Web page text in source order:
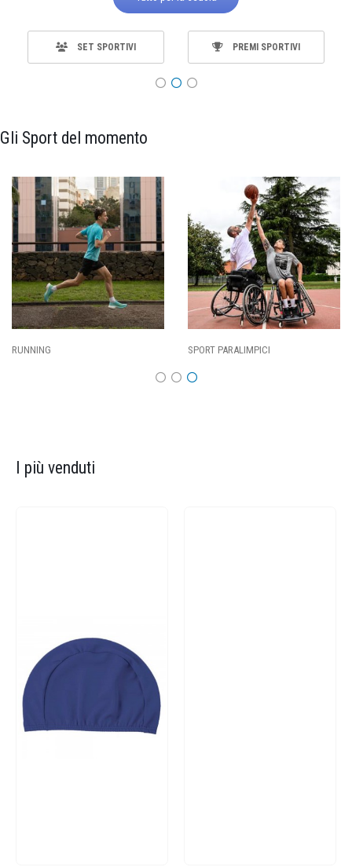
SET SPORTIVI PREMI SPORTIVI
Gli Sport del momento
SPORT PARALIMPICI
I più venduti